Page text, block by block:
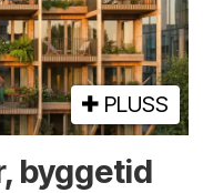
PLUSS
byggetid